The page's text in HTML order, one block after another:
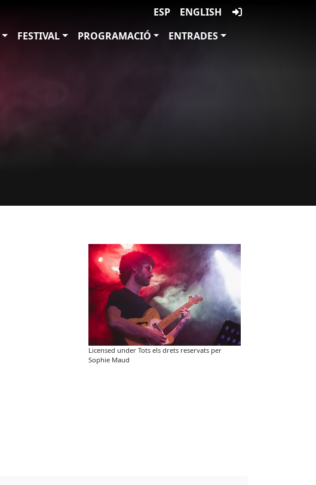
ESP
ENGLISH
FESTIVAL PROGRAMACIÓ
ENTRADES
Imatges
Image
Licensed under Tots els drets reservats per
Sophie Maud